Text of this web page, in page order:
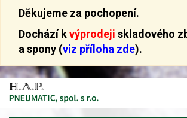
Děkujeme za pochopení.
Dochází kvýprodeji skladového
a spony (viz příloha zde).